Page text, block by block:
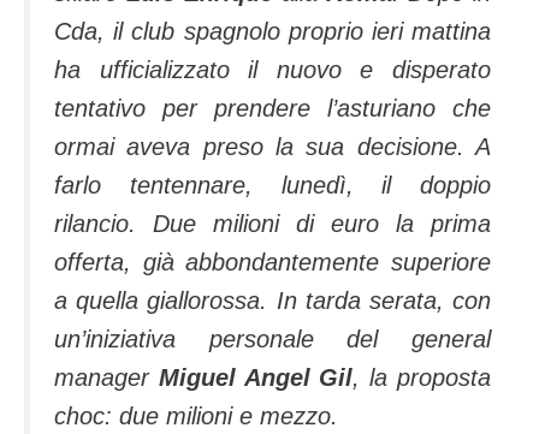
Cda, il club spagnolo proprio ieri mattina
ha ufficializzato il nuovo e disperato
tentativo per prendere l’asturiano che
ormai aveva preso la sua decisione. A
farlo tentennare, lunedì, il doppio
rilancio. Due milioni di euro la prima
offerta, già abbondantemente superiore
a quella giallorossa. In tarda serata, con
un’iniziativa personale del general
manager Miguel Angel Gil, la proposta
choc: due milioni e mezzo.